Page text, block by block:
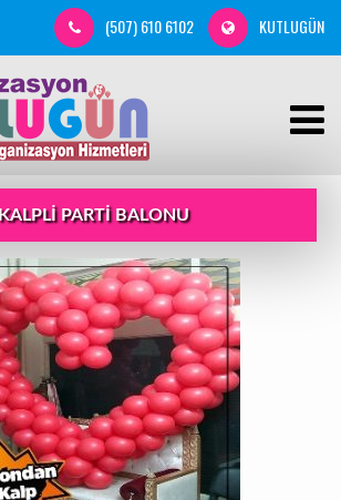
(507) 610 6102 KUTLUGÜN
KALPLI PARTI BALONU